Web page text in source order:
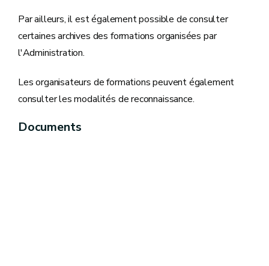
Par ailleurs, il est également possible de consulter
certaines archives des formations organisées par
l'Administration.
Les organisateurs de formations peuvent également
consulter les modalités de reconnaissance.
Documents